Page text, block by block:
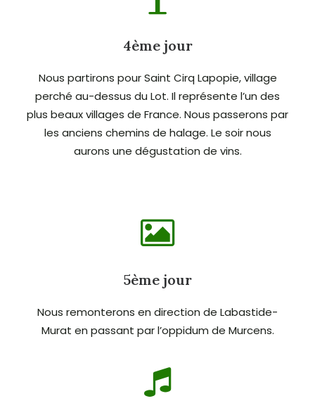
4ème jour
Nous partirons pour Saint Cirq Lapopie, village
perché au-dessus du Lot. Il représente l’un des
plus beaux villages de France. Nous passerons par
les anciens chemins de halage. Le soir nous
aurons une dégustation de vins.
5ème jour
Nous remonterons en direction de Labastide-
Murat en passant par l’oppidum de Murcens.